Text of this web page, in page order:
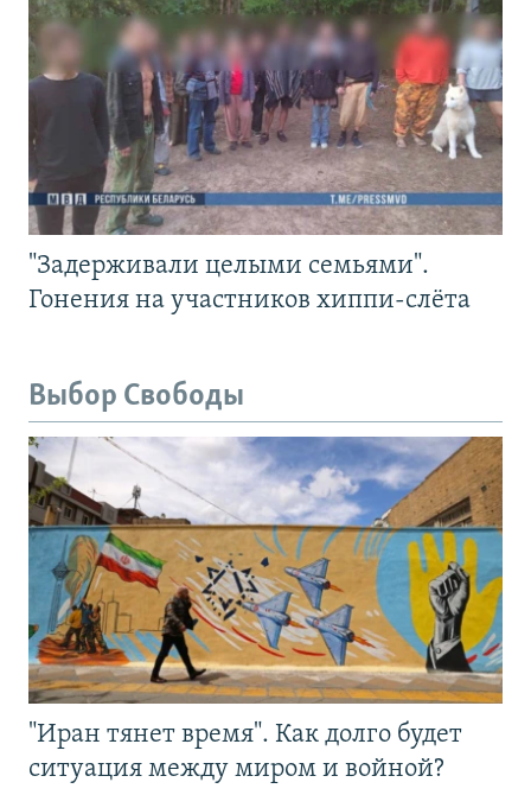
"Задерживали целыми семьями".
Гонения на участников хиппи-слёта
Выбор Свободы
"Иран тянет время". Как долго будет
ситуация между миром и войной?